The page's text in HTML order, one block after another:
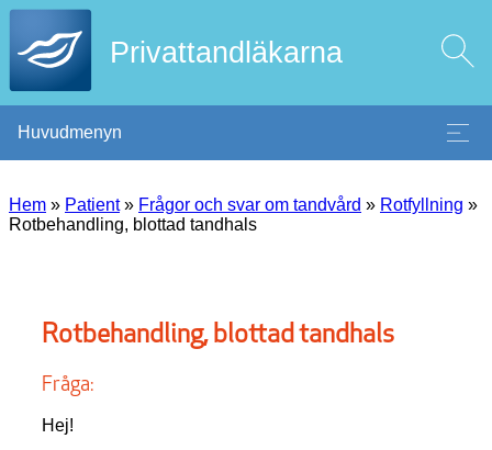
Privattandläkarna
Huvudmenyn
Hem » Patient» Frågor och svar om tandvård » Rotfyllning »
Rotbehandling, blottad tandhals
Rotbehandling, blottad tandhals
Fråga:
Hej!